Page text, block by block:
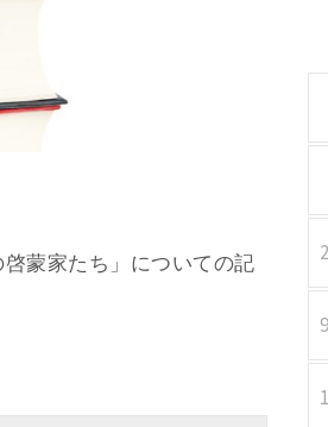
蒙家たち」についての記